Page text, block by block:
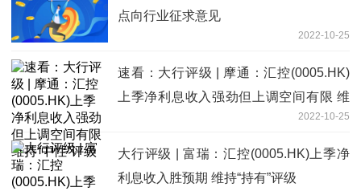
点向行业征求意见
2022-10-25
速看：大行评级 | 摩通：汇控(0005.HK)
上季净利息收入强劲但上调空间有限 维
2022-10-25
大行评级 | 富瑞：汇控(0005.HK)上季净
利息收入胜预期 维持“持有”评级